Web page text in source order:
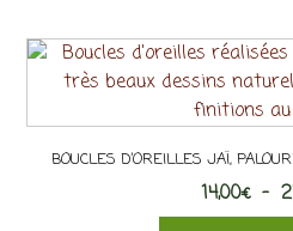
BOUCLES D’OREILLES JAÏ,
14,00€ –